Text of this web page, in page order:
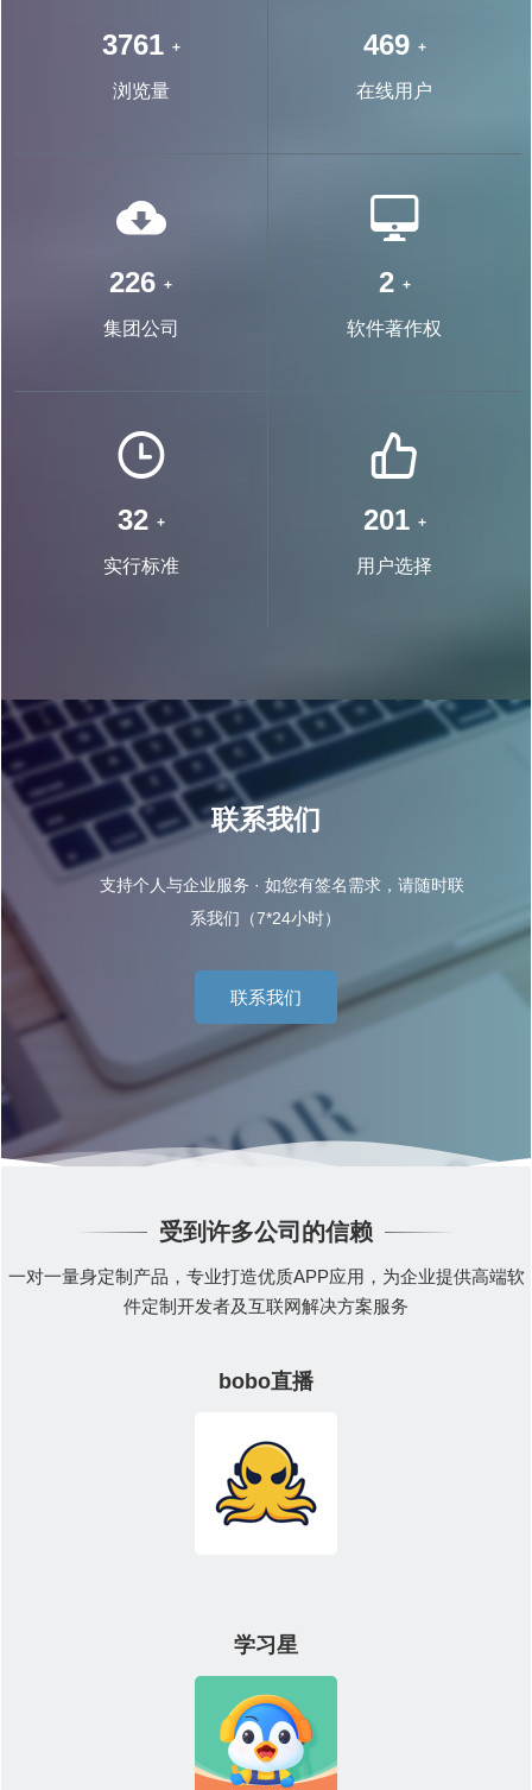
7181 +
浏览量
896 +
在线用户
443 +
集团公司
4 +
软件著作权
63 +
实行标准
395 +
用户选择
联系我们
支持个人与企业服务 · 如您有签名需求，请随时联
系我们（7*24小时）
联系我们
受到许多公司的信赖
一对一量身定制产品，专业打造优质APP应用，为企业提供高端软
件定制开发者及互联网解决方案服务
bobo直播
学习星